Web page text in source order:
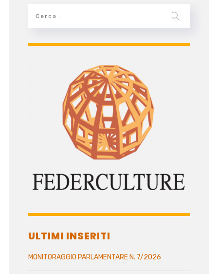
ULTIMI INSERITI
MONITORAGGIO PARLAMENTARE N. 7/2026